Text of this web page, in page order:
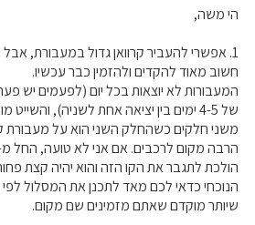
הי משה,
1. אפשרי להעביר קרוואן גדול במעבורת, אבל
חשוב מאוד להקדים ולהזמין כבר עכשיו.
המעבורות לא יוצאות בכל יום (לפעמים יש
של 4-5 ימים בין יציאה אחת לשניה), והשייט
משני חלקים כשהחלק השני הוא על מעבורת
הולכת לתגבר את הקו הזה והוא יהיה קצת
הנוכחי כדאי לכם מאד לתכנן את המסלול
שיותר מוקדם שאתם מזמינים שם מקום.